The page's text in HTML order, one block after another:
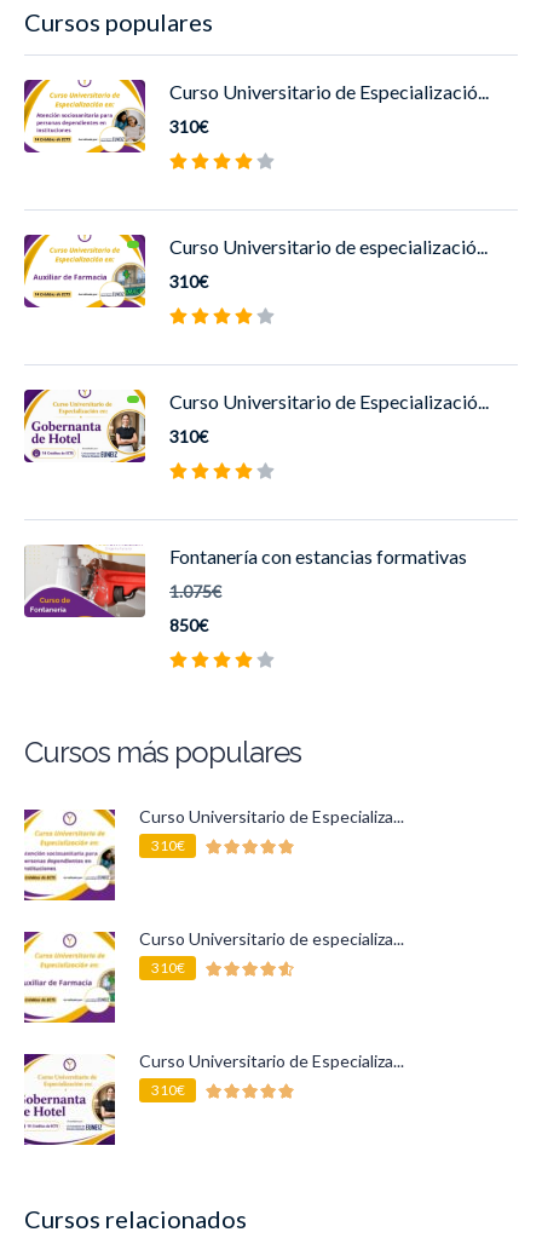
Cursos populares
Curso Universitario de Especializació...
310€
Curso Universitario de especializació...
310€
Curso Universitario de Especializació...
310€
Fontanería con estancias formativas
1.075€
850€
Cursos más populares
Curso Universitario de Especializa...
310€
Curso Universitario de especializa...
310€
Curso Universitario de Especializa...
310€
Cursos relacionados